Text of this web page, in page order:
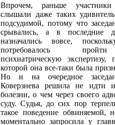
Впрочем, раньше
слышали даже таких
подсудимой, потому что
срывались, а в последние
назначались вовсе,
потребовалось
психиатрическую
которой она все-таки была
Но и на очередное
Коверзнева решила не идти
болезни, о чем через своего
суду. Судья, до сих пор
такое поведение обвиняемой,
моментально запросила у